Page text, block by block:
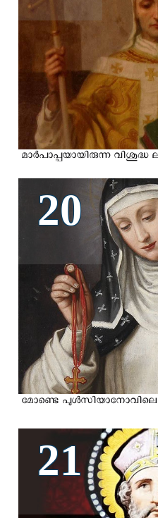
മാര്‍പാപ്പയായിരുന്ന
20
മോണ്ടെ
21